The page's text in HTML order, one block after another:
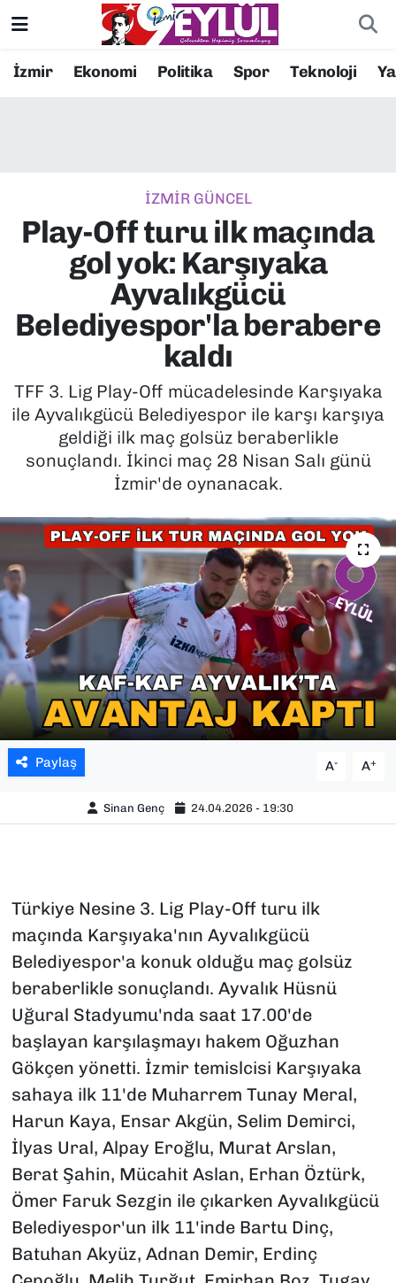
İzmir Ekonomi Politika Spor Teknoloji
İZMİR GÜNCEL
Play-Off turu ilk maçında
gol yok: Karşıyaka
Ayvalıkgücü
Belediyespor'la berabere
kaldı
TFF 3. Lig Play-Off mücadelesinde Karşıyaka
ile Ayvalıkgücü Belediyespor ile karşı karşıya
geldiği ilk maç golsüz beraberlikle
sonuçlandı. İkinci maç 28 Nisan Salı günü
İzmir'de oynanacak.
Paylaş A- A+
Sinan Genç 24.04.2026 - 19:30
Türkiye Nesine 3. Lig Play-Off turu ilk
maçında Karşıyaka'nın Ayvalıkgücü
Belediyespor'a konuk olduğu maç golsüz
beraberlikle sonuçlandı. Ayvalık Hüsnü
Uğural Stadyumu'nda saat 17.00'de
başlayan karşılaşmayı hakem Oğuzhan
Gökçen yönetti. İzmir temislcisi Karşıyaka
sahaya ilk 11'de Muharrem Tunay Meral,
Harun Kaya, Ensar Akgün, Selim Demirci,
İlyas Ural, Alpay Eroğlu, Murat Arslan,
Berat Şahin, Mücahit Aslan, Erhan Öztürk,
Ömer Faruk Sezgin ile çıkarken Ayvalıkgücü
Belediyespor'un ilk 11'inde Bartu Dinç,
Batuhan Akyüz, Adnan Demir, Erdinç
Resmi İlanlar
EKONOMİ
KÜLTÜR SANAT
MAGAZİN
POLİTİKA
SAĞLIK
SPOR
TEKNOLOJİ
YAŞAM
YEREL YÖNETİMLER
Konak Nöbetçi Eczaneler
Süper Lig Puan Durumu ve Fikstür
Tüm Manşetler
Son Dakika Haberleri
Haber Arşivi